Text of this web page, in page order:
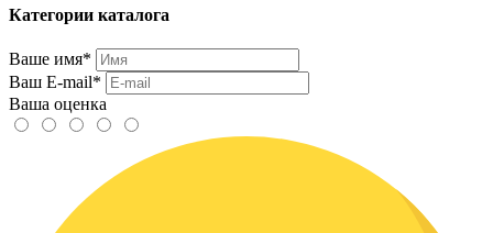
Категории каталога
Ваше имя*
Ваш E-mail*
Ваша оценка